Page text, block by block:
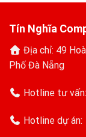
Tín Nghĩa
Địa chỉ: 49
Phố Đà Nẵng
Hotline tư vấn:
Hotline dự án: